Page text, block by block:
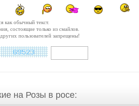
как обычный текст.
состоящие только из смайлов.
пользователей запрещены!
на Розы в росе: